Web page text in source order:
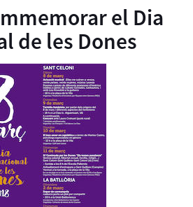
el Dia
de les Dones